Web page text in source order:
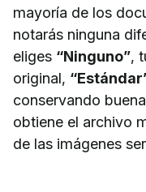
mayoría de los
notarás ninguna
eliges “Ninguno”,
original,
conservando
obtiene el archivo
de las imágenes